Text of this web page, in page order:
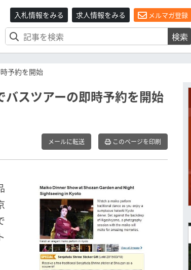
入札情報をみる 求人情報をみる メルマガ登録
検索
予約を開始
スツアーの即時予約を開始
メールに転送 このページを印刷